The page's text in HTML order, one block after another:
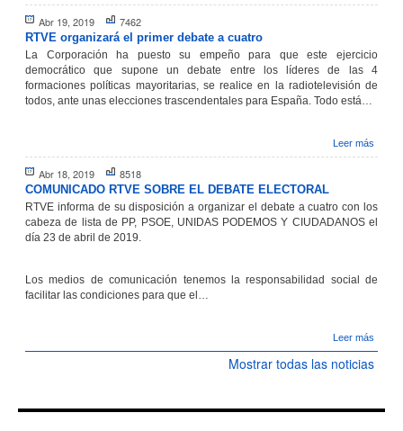
Abr 19, 2019 7462
RTVE organizará el primer debate a cuatro
La Corporación ha puesto su empeño para que este ejercicio
democrático que supone un debate entre los líderes de las 4
formaciones políticas mayoritarias, se realice en la radiotelevisión de
todos, ante unas elecciones trascendentales para España. Todo está…
Leer más
Abr 18, 2019 8518
COMUNICADO RTVE SOBRE EL DEBATE ELECTORAL
RTVE informa de su disposición a organizar el debate a cuatro con los
cabeza de lista de PP, PSOE, UNIDAS PODEMOS Y CIUDADANOS el
día 23 de abril de 2019.
Los medios de comunicación tenemos la responsabilidad social de
facilitar las condiciones para que el…
Leer más
Mostrar todas las noticias